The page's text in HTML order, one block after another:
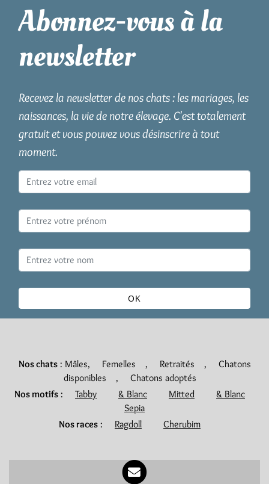
Abonnez-vous à la
newsletter
Recevez la newsletter de nos chats : les mariages, les
naissances, la vie de notre élevage. C'est totalement
gratuit et vous pouvez vous désinscrire à tout
moment.
OK
Nos chats: Mâles, Femelles , Retraités ,
Chatons
disponibles
,
Chatons adoptés
Nos motifs : Tabby & Blanc Mitted
& Blanc
Sepia
Nos races : Ragdoll Cherubim